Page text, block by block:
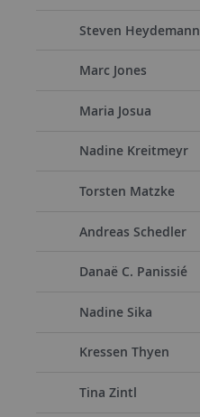
Steven Heydemann
Marc Jones
Maria Josua
Nadine Kreitmeyr
Torsten Matzke
Andreas Schedler
Danaë C. Panissié
Nadine Sika
Kressen Thyen
Tina Zintl